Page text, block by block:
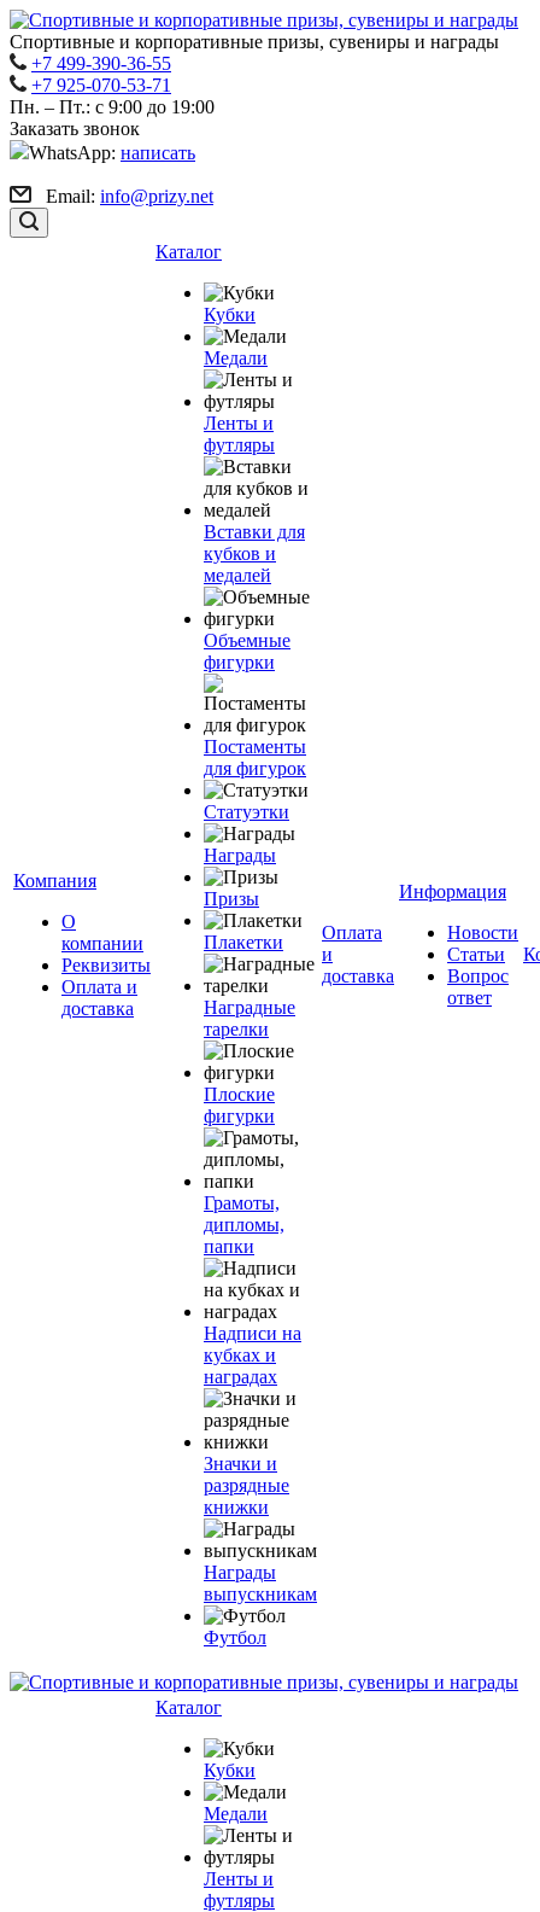
Спортивные и корпоративные призы, сувениры и награды
+7 499-390-36-55
+7 925-070-53-71
Пн. – Пт.: с 9:00 до 19:00
Заказать звонок
WhatsApp: написать
Email: info@prizy.net
Компания
О
компании
Реквизиты
Оплата и
доставка
Каталог
Кубки
Медали
Ленты и
футляры
Вставки для
кубков и
медалей
Объемные
фигурки
Постаменты
для фигурок
Статуэтки
Награды
Призы
Плакетки
Наградные
тарелки
Плоские
фигурки
Грамоты,
дипломы,
папки
Надписи на
кубках и
наградах
Значки и
разрядные
книжки
Награды
выпускникам
Футбол
Оплата
и
доставка
Информация
Новости
Статьи
Вопрос
ответ
Каталог
Кубки
Медали
Ленты и
футляры